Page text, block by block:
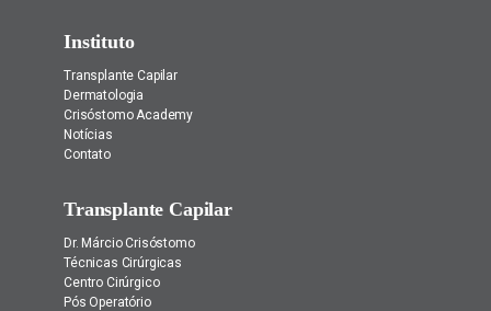
Instituto
Transplante Capilar
Dermatologia
Crisóstomo Academy
Notícias
Contato
Transplante Capilar
Dr. Márcio Crisóstomo
Técnicas Cirúrgicas
Centro Cirúrgico
Pós Operatório